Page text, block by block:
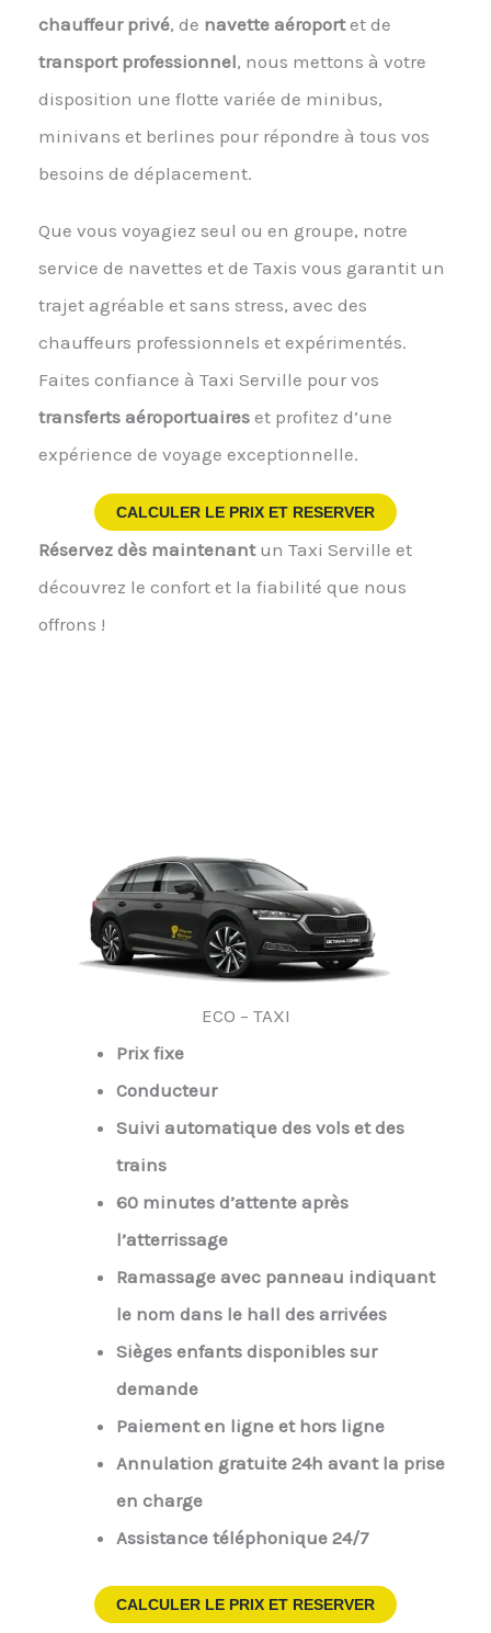
chauffeur privé, de navette aéroportet de
transport professionnel, nous mettons à votre
disposition une flotte variée de minibus,
minivans et berlines pour répondre à tous vos
besoins de déplacement.
Que vous voyagiez seul ou en groupe, notre
service de navettes et de Taxis vous garantit un
trajet agréable et sans stress, avec des
chauffeurs professionnels et expérimentés.
Faites confiance à Taxi Serville pour vos
transferts aéroportuaireset profitez d’une
expérience de voyage exceptionnelle.
CALCULER LE PRIX ET RESERVER
Réservez dès maintenantun Taxi Serville et
découvrez le confort et la fiabilité que nous
offrons !
ECO – TAXI
Prix fixe
Conducteur
Suivi automatique des vols et des
trains
60 minutes d’attente après
l’atterrissage
Ramassage avec panneau indiquant
le nom dans le hall des arrivées
Sièges enfants disponibles sur
demande
Paiement en ligne et hors ligne
Annulation gratuite 24h avant la prise
en charge
Assistance téléphonique 24/7
CALCULER LE PRIX ET RESERVER